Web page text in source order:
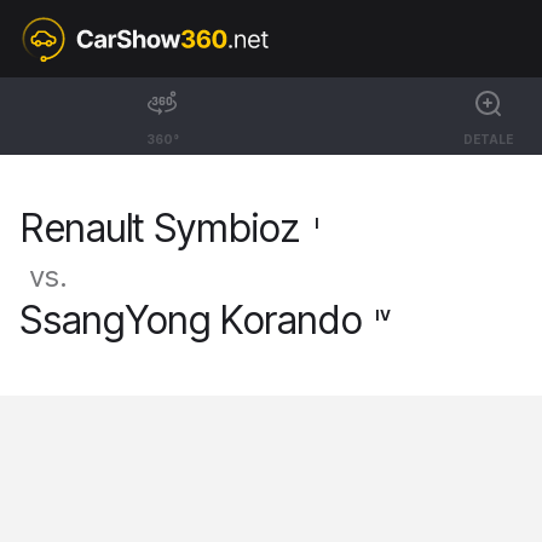
360° DETALE
Renault Symbioz
Renault Symbioz I
vs.
SsangYong Korando IV